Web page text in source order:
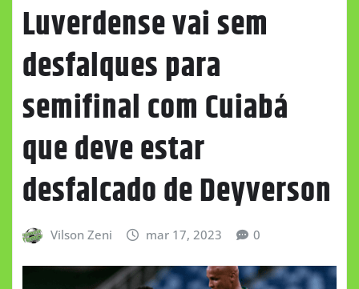
Luverdense vai sem
desfalques para
semifinal com Cuiabá
que deve estar
desfalcado de Deyverson
Vilson Zeni mar 17, 2023 0